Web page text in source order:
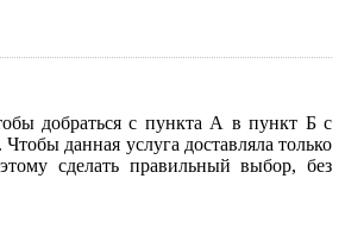
добраться с пункта А в пункт Б с
данная услуга доставляла только
сделать правильный выбор, без